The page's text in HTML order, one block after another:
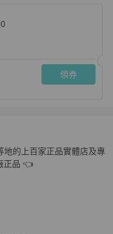
領券
包24*20*12 98新配件
的上百家正品實體店及專
正品 👈